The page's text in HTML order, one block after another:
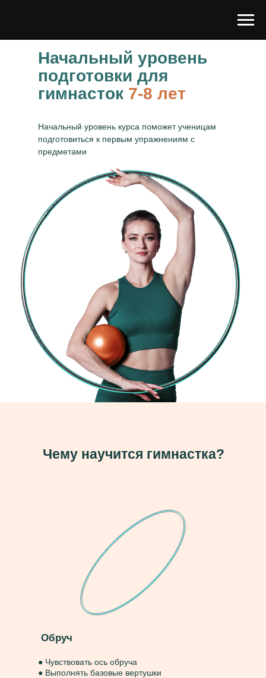
Начальный уровень
подготовки для
гимнасток 7-8 лет
Начальный уровень курса поможет ученицам
подготовиться к первым упражнениям с
предметами
Обруч
● Чувствовать ось обруча
● Выполнять базовые вертушки
Чему научится гимнастка?